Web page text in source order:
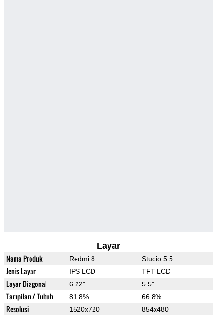
Layar
Nama Produk Redmi 8 Studio 5.5
Jenis Layar IPS LCD TFT LCD
Layar Diagonal 6.22" 5.5"
Tampilan / Tubuh 81.8% 66.8%
Resolusi 1520x720 854x480